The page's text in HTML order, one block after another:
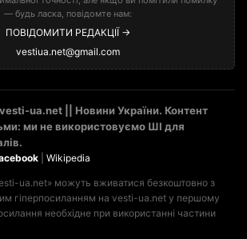
— будь ласка, повідомте нам:
ПОВІДОМИТИ РЕДАКЦІЇ →
vestiua.net@gmail.com
ua.net || Новини України. Контент
ми не використовуємо ШІ для
Wikipedia
ua.net» можуть вживатися безкоштовно з
гіперпосиланням на vesti-ua.net у першому
необхідне при використанні частини